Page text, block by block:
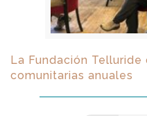
La Fundación
comunitarias anuales